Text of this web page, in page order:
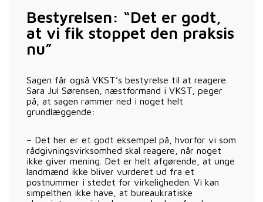
Bestyrelsen: “Det er godt,
at vi fik stoppet den praksis
nu”
Sagen får også VKST’s bestyrelse til at reagere.
Sara Jul Sørensen, næstformand i VKST, peger
på, at sagen rammer ned i noget helt
grundlæggende:
– Det her er et godt eksempel på, hvorfor vi som
rådgivningsvirksomhed skal reagere, når noget
ikke giver mening. Det er helt afgørende, at unge
landmænd ikke bliver vurderet ud fra et
postnummer i stedet for virkeligheden. Vi kan
simpelthen ikke have, at bureaukratiske